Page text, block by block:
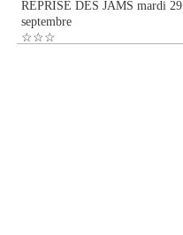
REPRISE DES JAMS mardi 29
septembre
☆☆☆